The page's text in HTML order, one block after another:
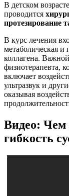
В детском
проводится
протезирование
В курс лечения
метаболическая и
коллагена.
физиотерапевта,
включает
ультразвук и
оказывая
Видео: Чем
гибкость